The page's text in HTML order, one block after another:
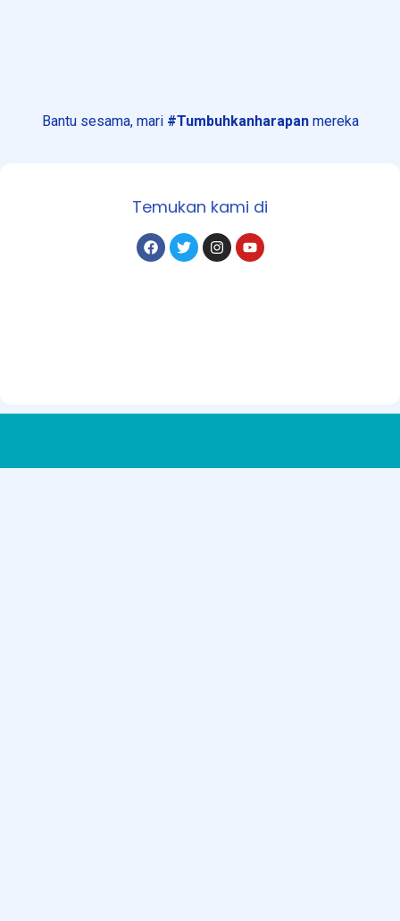
Bantu sesama, mari #Tumbuhkanharapanmereka
Temukan kami di